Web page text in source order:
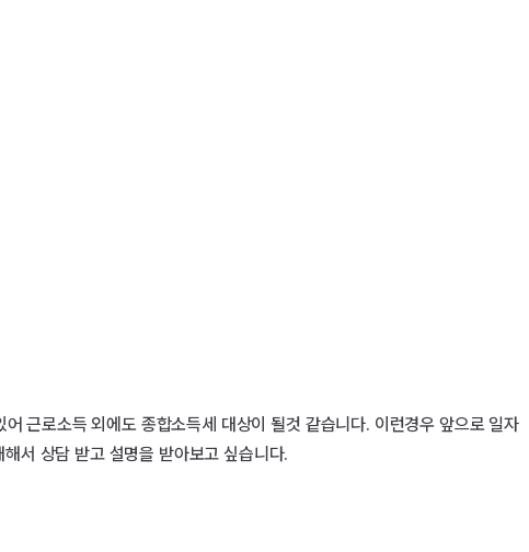
근로소득 외에도 종합소득세 대상이 될것 같습니다. 이런경우 앞으로 일자
서 상담 받고 설명을 받아보고 싶습니다.